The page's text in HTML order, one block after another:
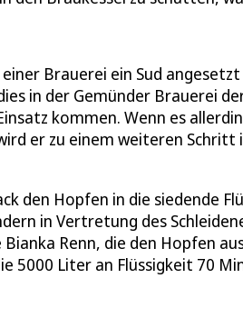
Brauerei ein Sud
in der Gemünder Brauerei
kommen. Wenn es
er zu einem weiteren Schritt
den Hopfen in die siedende
in Vertretung des
Renn, die den Hopfen
5000 Liter an Flüssigkeit 70